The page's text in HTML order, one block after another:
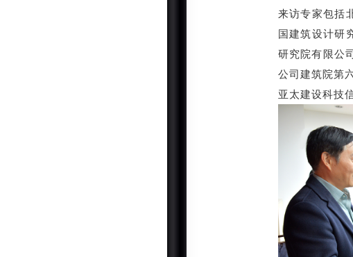
来访专家包括
国建筑设计研
研究院有限公
公司建筑院第
亚太建设科技